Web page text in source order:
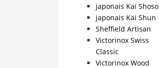
japonais Kai Shoso
japonais Kai Shun
Sheffield Artisan
Victorinox Swiss
Classic
Victorinox Wood